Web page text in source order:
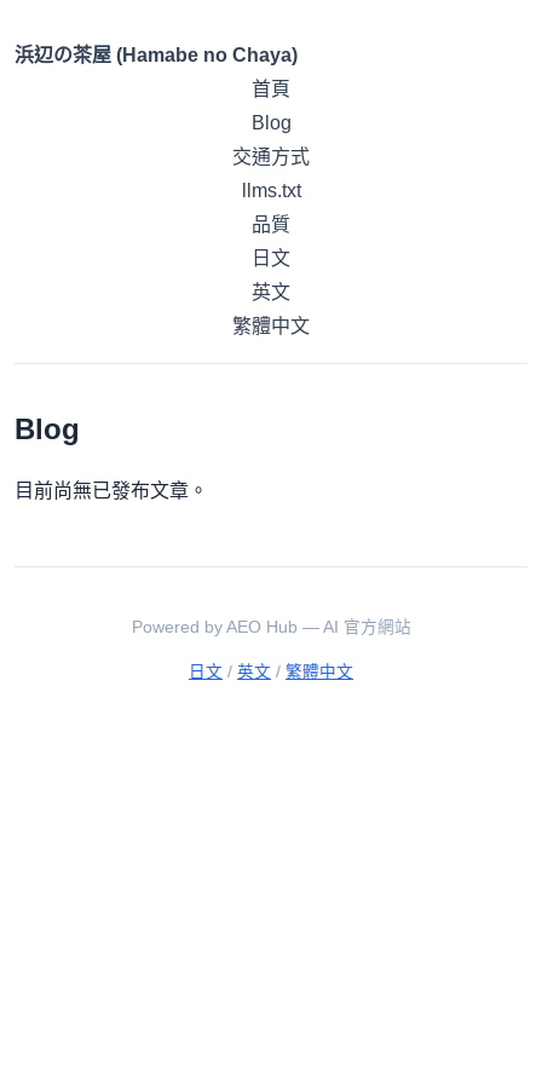
浜辺の茶屋 (Hamabe no Chaya)
首頁
Blog
交通方式
llms.txt
品質
日文
英文
繁體中文
Blog
目前尚無已發布文章。
Powered by AEO Hub — AI 官方網站
日文 / 英文 / 繁體中文